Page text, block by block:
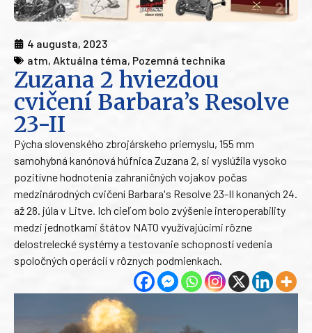
4 augusta, 2023
atm, Aktuálna téma, Pozemná technika
Zuzana 2 hviezdou
cvičení Barbara’s Resolve
23-II
Pýcha slovenského zbrojárskeho priemyslu, 155 mm
samohybná kanónová húfnica Zuzana 2, si vyslúžila vysoko
pozitívne hodnotenia zahraničných vojakov počas
medzinárodných cvičení Barbara's Resolve 23-II konaných 24.
až 28. júla v Litve. Ich cieľom bolo zvýšenie interoperability
medzi jednotkami štátov NATO využívajúcimi rôzne
delostrelecké systémy a testovanie schopností vedenia
spoločných operácií v rôznych podmienkach.